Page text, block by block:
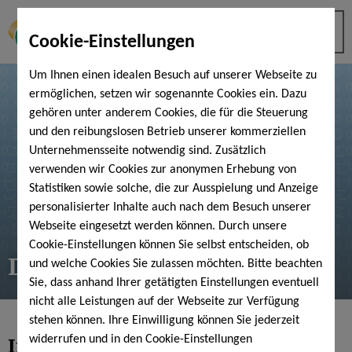
Cookie-Einstellungen
Um Ihnen einen idealen Besuch auf unserer Webseite zu
ermöglichen, setzen wir sogenannte Cookies ein. Dazu
gehören unter anderem Cookies, die für die Steuerung
und den reibungslosen Betrieb unserer kommerziellen
Unternehmensseite notwendig sind. Zusätzlich
verwenden wir Cookies zur anonymen Erhebung von
Statistiken sowie solche, die zur Ausspielung und Anzeige
personalisierter Inhalte auch nach dem Besuch unserer
Webseite eingesetzt werden können. Durch unsere
Cookie-Einstellungen können Sie selbst entscheiden, ob
und welche Cookies Sie zulassen möchten. Bitte beachten
Sie, dass anhand Ihrer getätigten Einstellungen eventuell
nicht alle Leistungen auf der Webseite zur Verfügung
stehen können. Ihre Einwilligung können Sie jederzeit
widerrufen und in den Cookie-Einstellungen
Datenschutz
Informationen für Bewerber